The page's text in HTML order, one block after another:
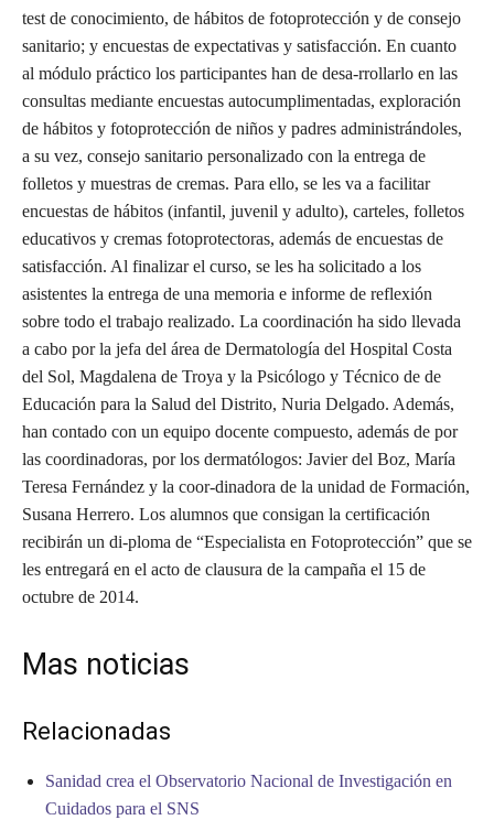
test de conocimiento, de hábitos de fotoprotección y de consejo
sanitario; y encuestas de expectativas y satisfacción. En cuanto
al módulo práctico los participantes han de desa-rrollarlo en las
consultas mediante encuestas autocumplimentadas, exploración
de hábitos y fotoprotección de niños y padres administrándoles,
a su vez, consejo sanitario personalizado con la entrega de
folletos y muestras de cremas. Para ello, se les va a facilitar
encuestas de hábitos (infantil, juvenil y adulto), carteles, folletos
educativos y cremas fotoprotectoras, además de encuestas de
satisfacción. Al finalizar el curso, se les ha solicitado a los
asistentes la entrega de una memoria e informe de reflexión
sobre todo el trabajo realizado. La coordinación ha sido llevada
a cabo por la jefa del área de Dermatología del Hospital Costa
del Sol, Magdalena de Troya y la Psicólogo y Técnico de de
Educación para la Salud del Distrito, Nuria Delgado. Además,
han contado con un equipo docente compuesto, además de por
las coordinadoras, por los dermatólogos: Javier del Boz, María
Teresa Fernández y la coor-dinadora de la unidad de Formación,
Susana Herrero. Los alumnos que consigan la certificación
recibirán un di-ploma de “Especialista en Fotoprotección” que se
les entregará en el acto de clausura de la campaña el 15 de
octubre de 2014.
Mas noticias
Relacionadas
Sanidad crea el Observatorio Nacional de Investigación en
Cuidados para el SNS